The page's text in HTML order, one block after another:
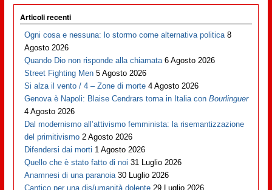
Articoli recenti
Ogni cosa e nessuna: lo stormo come alternativa politica 8
Agosto 2026
Quando Dio non risponde alla chiamata 6 Agosto 2026
Street Fighting Men 5 Agosto 2026
Si alza il vento / 4 – Zone di morte 4 Agosto 2026
Genova è Napoli: Blaise Cendrars torna in Italia conBourlinguer
4 Agosto 2026
Dal modernismo all’attivismo femminista: la risemantizzazione
del primitivismo 2 Agosto 2026
Difendersi dai morti 1 Agosto 2026
Quello che è stato fatto di noi 31 Luglio 2026
Anamnesi di una paranoia 30 Luglio 2026
Cantico per una dis/umanità dolente 29 Luglio 2026